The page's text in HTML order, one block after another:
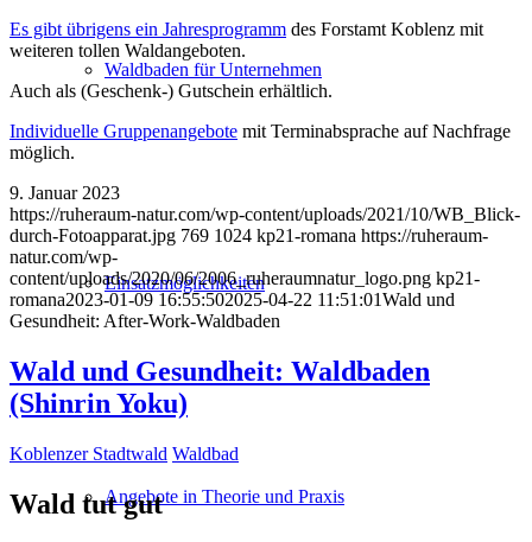
Waldbaden für Unternehmen
Einsatzmöglichkeiten
Angebote in Theorie und Praxis
Es gibt übrigens ein Jahresprogramm des Forstamt Koblenz mit
weiteren tollen Waldangeboten.
Auch als (Geschenk-) Gutschein erhältlich.
Individuelle Gruppenangebote mit Terminabsprache auf Nachfrage
möglich.
9. Januar 2023
https://ruheraum-natur.com/wp-content/uploads/2021/10/WB_Blick-
durch-Fotoapparat.jpg 769 1024 kp21-romana https://ruheraum-
natur.com/wp-
content/uploads/2020/06/2006_ruheraumnatur_logo.png kp21-
romana2023-01-09 16:55:502025-04-22 11:51:01Wald und
Gesundheit: After-Work-Waldbaden
Wald und Gesundheit: Waldbaden
(Shinrin Yoku)
Koblenzer Stadtwald Waldbad
Wald tut gut